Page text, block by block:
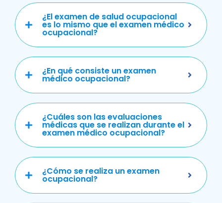
¿El examen de salud ocupacional
es lo mismo que el examen médico
ocupacional?
¿En qué consiste un examen
médico ocupacional?
¿Cuáles son las evaluaciones
médicas que se realizan durante el
examen médico ocupacional?
¿Cómo se realiza un examen
ocupacional?